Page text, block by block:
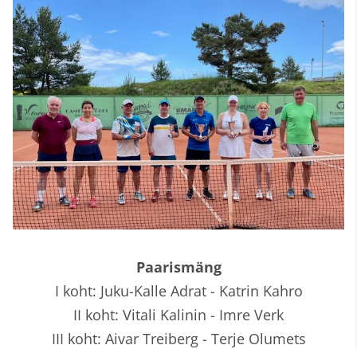
Paarismäng
I koht: Juku-Kalle Adrat - Katrin Kahro
II koht: Vitali Kalinin - Imre Verk
III koht: Aivar Treiberg - Terje Olumets